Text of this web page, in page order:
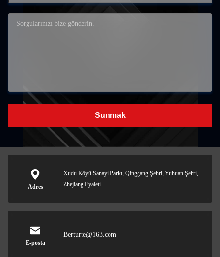
Sunmak
Adres
Xudu Köyü Sanayi Parkı, Qinggang Şehri, Yuhuan Şehri,
Zhejiang Eyaleti
E-posta
Berturte@163.com